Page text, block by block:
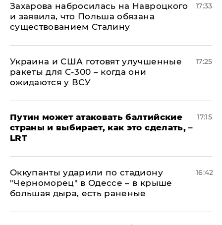
​Захарова набросилась на Навроцкого
и заявила, что Польша обязана
существованием Сталину
17:33
Украина и США готовят улучшенные
ракеты для С-300 – когда они
ожидаются у ВСУ
17:25
Путин может атаковать балтийские
страны и выбирает, как это сделать, –
LRT
17:15
Оккупанты ударили по стадиону
"Черноморец" в Одессе – в крыше
большая дыра, есть раненые
16:42